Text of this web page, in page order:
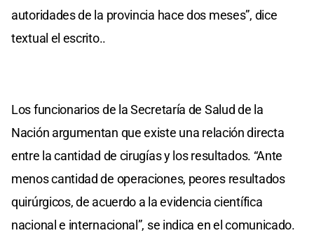
autoridades de la provincia hace dos meses”, dice
textual el escrito..
Los funcionarios de la Secretaría de Salud de la
Nación argumentan que existe una relación directa
entre la cantidad de cirugías y los resultados. “Ante
menos cantidad de operaciones, peores resultados
quirúrgicos, de acuerdo a la evidencia científica
nacional e internacional”, se indica en el comunicado.